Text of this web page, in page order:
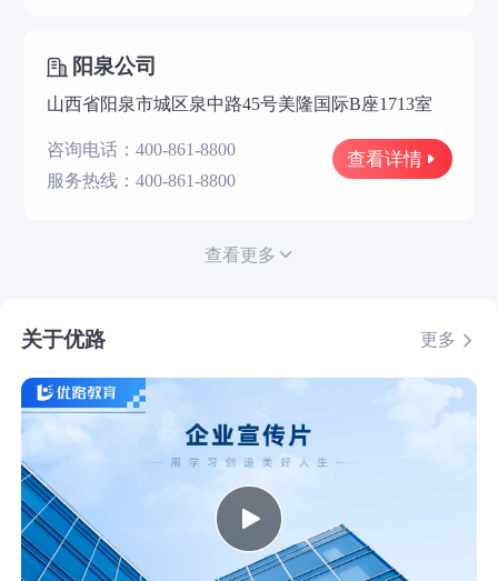
阳泉公司
山西省阳泉市城区泉中路45号美隆国际B座1713室
咨询电话：400-861-8800
服务热线：400-861-8800
查看详情
查看更多
关于优路 更多